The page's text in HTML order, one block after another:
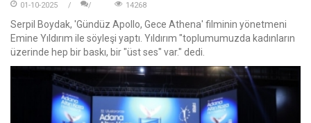
01-10-2025 14268
Serpil Boydak, 'Gündüz Apollo, Gece Athena' filminin yönetmeni
Emine Yıldırım ile söyleşi yaptı. Yıldırım "toplumumuzda kadınların
üzerinde hep bir baskı, bir "üst ses" var." dedi.